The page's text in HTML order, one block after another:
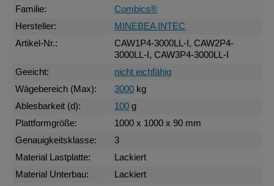
Familie:
Combics®
Hersteller:
MINEBEA INTEC
Artikel-Nr.:
CAW1P4-3000LL-I, CAW2P4-
3000LL-I, CAW3P4-3000LL-I
Geeicht:
nicht eichfähig
Wägebereich (Max):
3000 kg
Ablesbarkeit (d):
100 g
Plattformgröße:
1000 x 1000 x 90 mm
Genauigkeitsklasse:
3
Material Lastplatte:
Lackiert
Material Unterbau:
Lackiert